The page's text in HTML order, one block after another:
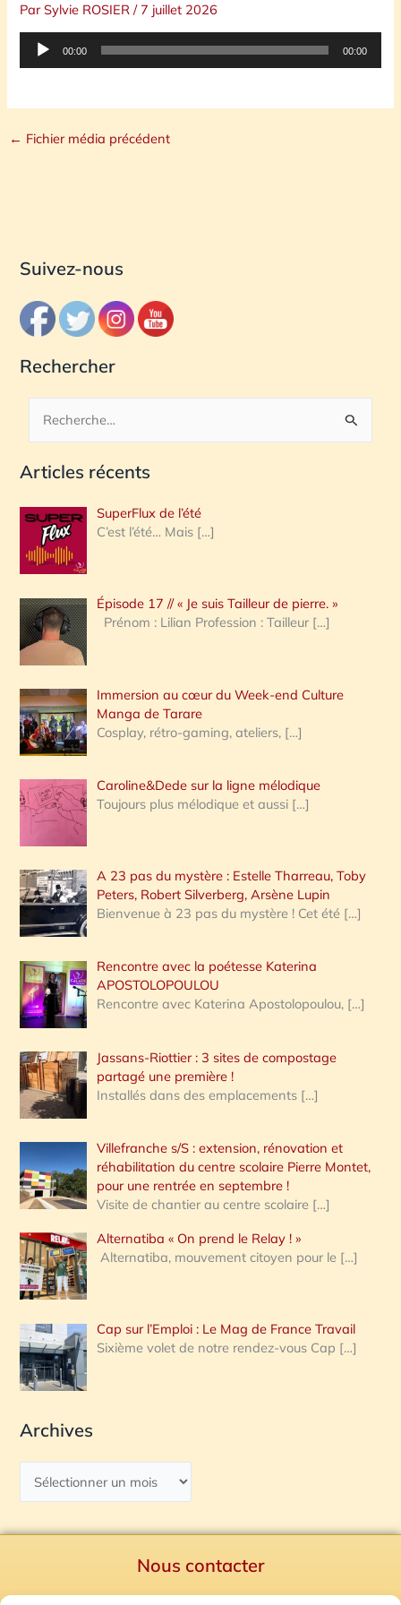
ParSylvie ROSIER/ 7 juillet 2026
Lecteur
00:00 00:00
← Fichier média précédent
Suivez-nous
Rechercher
c
e
r
c
h
e
:
Articles récents
SuperFlux de l’été
C’est l’été… Mais […]
Épisode 17 // « Je suis Tailleur de pierre. »
Prénom : Lilian Profession : Tailleur […]
Immersion au cœur du Week-end Culture
Manga de Tarare
Cosplay, rétro-gaming, ateliers, […]
Caroline&Dede sur la ligne mélodique
Toujours plus mélodique et aussi […]
A 23 pas du mystère : Estelle Tharreau, Toby
Peters, Robert Silverberg, Arsène Lupin
Bienvenue à 23 pas du mystère ! Cet été […]
Rencontre avec la poétesse Katerina
APOSTOLOPOULOU
Rencontre avec Katerina Apostolopoulou, […]
Jassans-Riottier : 3 sites de compostage
partagé une première !
Installés dans des emplacements […]
Villefranche s/S : extension, rénovation et
réhabilitation du centre scolaire Pierre Montet,
pour une rentrée en septembre !
Visite de chantier au centre scolaire […]
Alternatiba « On prend le Relay ! »
Alternatiba, mouvement citoyen pour le […]
Cap sur l’Emploi : Le Mag de France Travail
Sixième volet de notre rendez-vous Cap […]
Archives
Nous contacter